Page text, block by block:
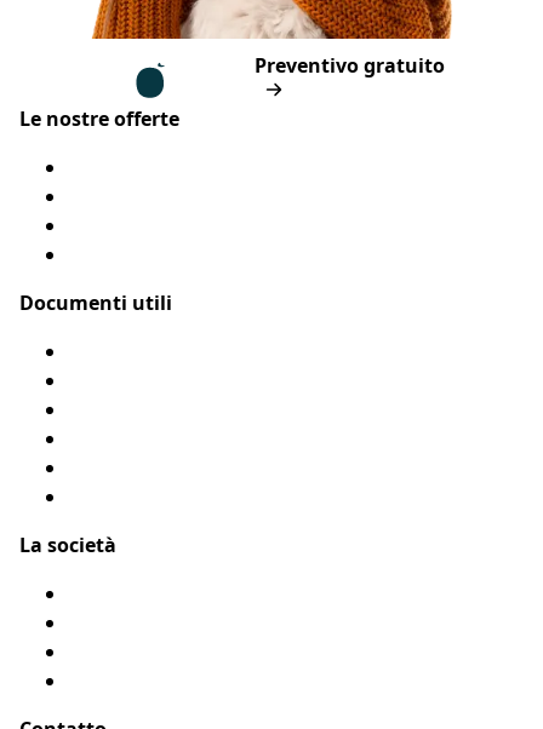
Preventivo gratuito
Le nostre offerte
Documenti utili
La società